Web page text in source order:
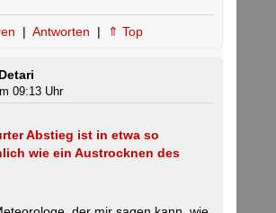
| Antworten | ⇑ Top
09:13 Uhr
Abstieg ist in etwa so
wie ein Austrocknen des